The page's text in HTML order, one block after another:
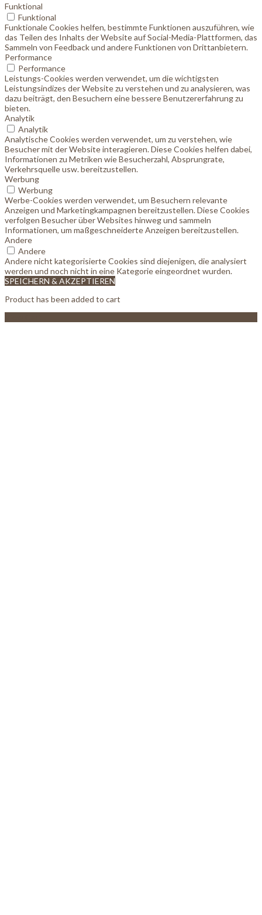
Funktional
Funktional
Funktionale Cookies helfen, bestimmte Funktionen auszuführen, wie
das Teilen des Inhalts der Website auf Social-Media-Plattformen, das
Sammeln von Feedback und andere Funktionen von Drittanbietern.
Performance
Performance
Leistungs-Cookies werden verwendet, um die wichtigsten
Leistungsindizes der Website zu verstehen und zu analysieren, was
dazu beiträgt, den Besuchern eine bessere Benutzererfahrung zu
bieten.
Analytik
Analytik
Analytische Cookies werden verwendet, um zu verstehen, wie
Besucher mit der Website interagieren. Diese Cookies helfen dabei,
Informationen zu Metriken wie Besucherzahl, Absprungrate,
Verkehrsquelle usw. bereitzustellen.
Werbung
Werbung
Werbe-Cookies werden verwendet, um Besuchern relevante
Anzeigen und Marketingkampagnen bereitzustellen. Diese Cookies
verfolgen Besucher über Websites hinweg und sammeln
Informationen, um maßgeschneiderte Anzeigen bereitzustellen.
Andere
Andere
Andere nicht kategorisierte Cookies sind diejenigen, die analysiert
werden und noch nicht in eine Kategorie eingeordnet wurden.
SPEICHERN & AKZEPTIEREN
Product has been added to cart